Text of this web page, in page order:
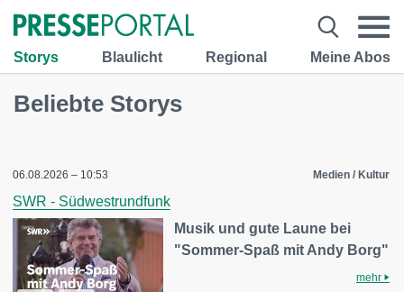
Storys Blaulicht Regional Meine Abos
Beliebte Storys
06.08.2026 – 10:53 Medien / Kultur
SWR - Südwestrundfunk
Musik und gute Laune bei
"Sommer-Spaß mit Andy Borg"
mehr